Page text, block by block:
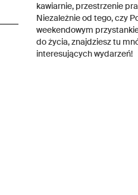
kawiarnie, przestrzenie
Niezależnie od tego, czy
weekendowym
do życia, znajdziesz tu
interesujących wydarzeń!